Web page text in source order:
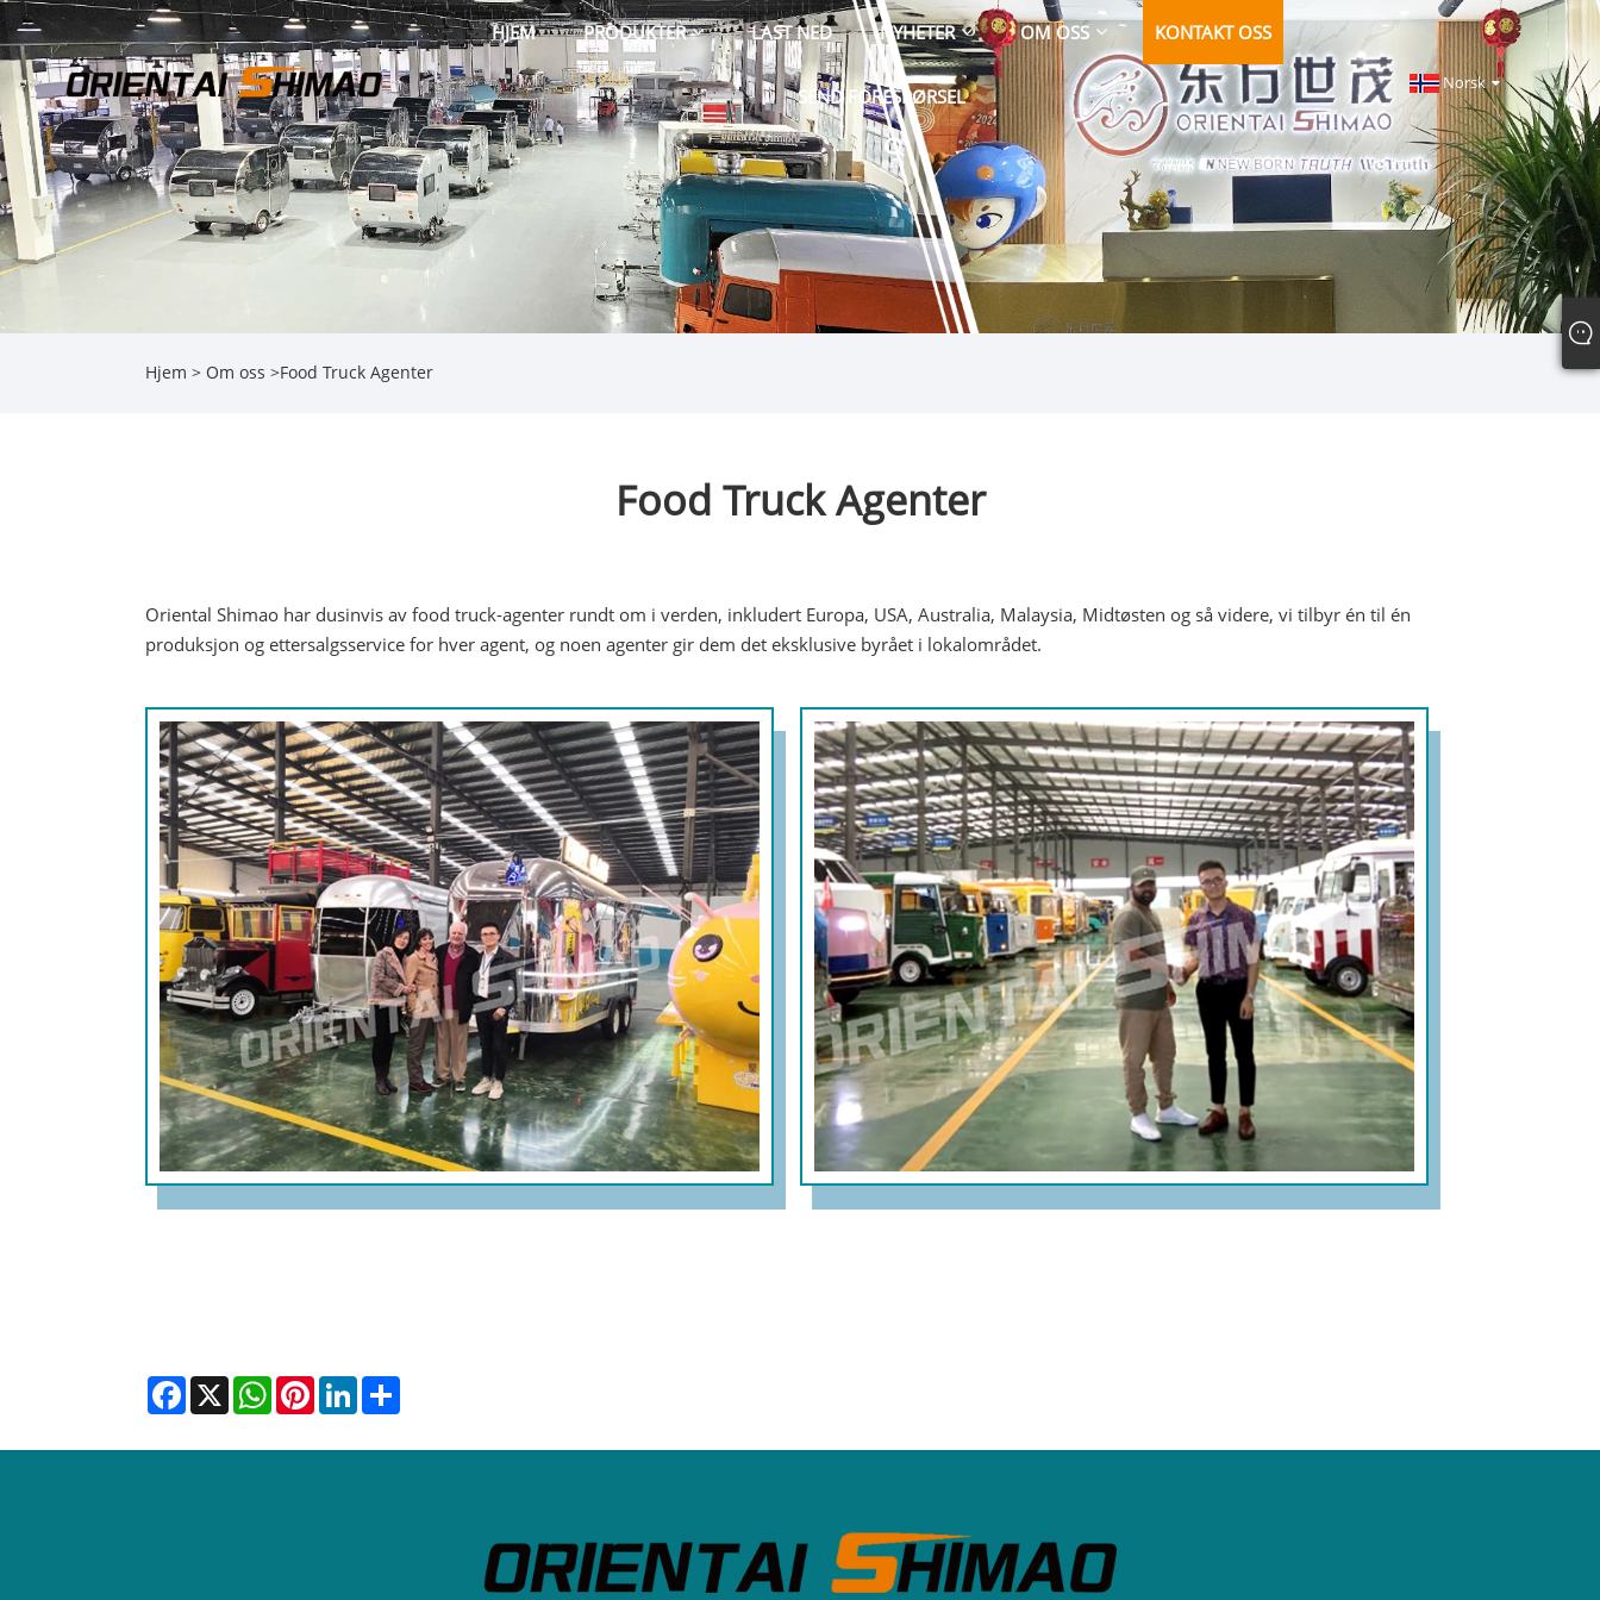
HJEM PRODUKTER LAST NED NYHETER OM OSS KONTAKT OSS
SEND FORESPØRSEL
Norsk‎
Hjem > Om oss >Food Truck Agenter
Food Truck Agenter
Oriental Shimao har dusinvis av food truck-agenter rundt om i verden, inkludert Europa, USA, Australia, Malaysia, Midtøsten og så videre, vi tilbyr én til én
produksjon og ettersalgsservice for hver agent, og noen agenter gir dem det eksklusive byrået i lokalområdet.
Facebook
X WhatsAppPinterestLinkedIn